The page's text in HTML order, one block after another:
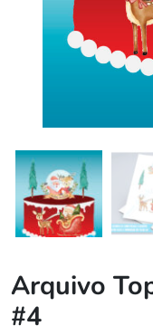
Arquivo
#4